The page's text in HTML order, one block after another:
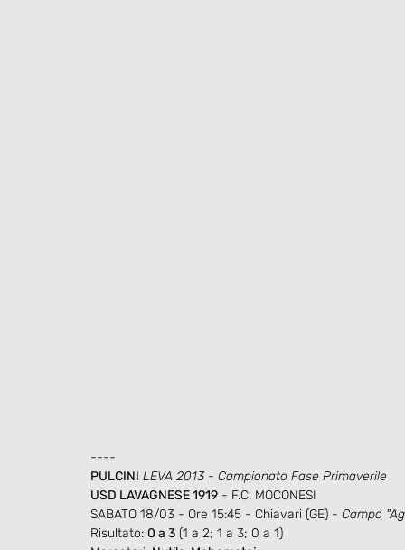
----
PULCINI LEVA 2013 - Campionato Fase Primaverile
USD LAVAGNESE 1919 - F.C. MOCONESI
SABATO 18/03 - Ore 15:45 - Chiavari (GE) - Campo
Risultato: 0 a 3 (1 a 2; 1 a 3; 0 a 1)